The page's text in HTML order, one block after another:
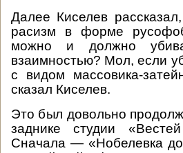
Далее Киселев
расизм в форме
можно и должно
взаимностью? Мол, если
с видом массовика-
сказал Киселев.
Это был довольно
заднике студии
Сначала — «Нобелевка